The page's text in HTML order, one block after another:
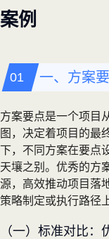
案例
一、方案
方案要点是一个项目
图，决定着项目的最
下，不同方案在要点
天壤之别。优秀的方
源，高效推动项目落
策略制定或执行路径
（一）标准对比